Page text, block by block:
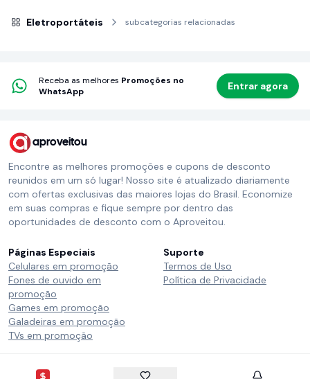
Eletroportáteis subcategorias relacionadas
Receba as melhores Promoções no
WhatsApp
Entrar agora
aproveitou
Encontre as melhores promoções e cupons de desconto
reunidos em um só lugar! Nosso site é atualizado diariamente
com ofertas exclusivas das maiores lojas do Brasil. Economize
em suas compras e fique sempre por dentro das
oportunidades de desconto com o Aproveitou.
Páginas Especiais
Celulares em promoção
Fones de ouvido em
promoção
Games em promoção
Galadeiras em promoção
TVs em promoção
Suporte
Termos de Uso
Política de Privacidade